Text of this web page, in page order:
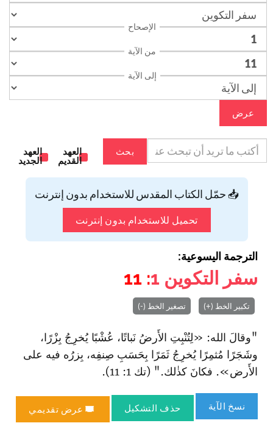
الإصحاح
من الآية
إلى الآية
عرض
بحث
العهد
القديم
العهد
الجديد
📥 حمّل الكتاب المقدس للاستخدام بدون إنترنت
تحميل للاستخدام بدون إنترنت
الترجمة اليسوعية:
سفر التكوين 1
: 11
تكبير الخط (+) تصغير الخط (-)
"وقالَ الله: «لِتُنْبِتِ الأَرضُ نَباتًا، عُشْبًا يُخرِجُ بِزْرًا،
وشَجَرًا مُثمِرًا يُخرِجُ ثَمَرًا بِحَسَبِ صِنفِه، بِزرُه فيه على
الأَرض». فكانَ كذٰلك." (تك 1: 11).
نسخ الآية حذف التشكيل عرض تقديمي